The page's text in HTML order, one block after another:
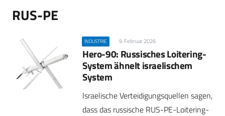
RUS-PE
INDUSTRIE 9. Februar 2026
Hero-90: Russisches Loitering-
System ähnelt israelischem
System
Israelische Verteidigungsquellen sagen,
dass das russische RUS-PE-Loitering-